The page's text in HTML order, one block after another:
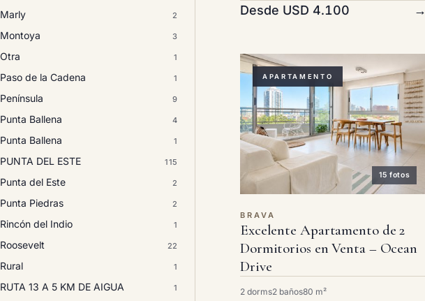
Marly 2
Montoya 3
Otra 1
Paso de la Cadena 1
Península 9
Punta Ballena 4
Punta Ballena 1
PUNTA DEL ESTE 115
Punta del Este 2
Punta Piedras 2
Rincón del Indio 1
Roosevelt 22
Rural 1
RUTA 13 A 5 KM DE AIGUA 1
Desde USD 4.100 →
APARTAMENTO
15 fotos
BRAVA
Excelente Apartamento de 2
Dormitorios en Venta – Ocean
Drive
2 dorms2 baños80 m²